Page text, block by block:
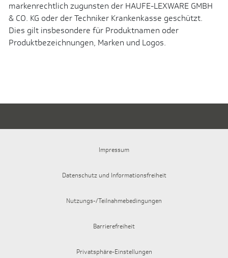
markenrechtlich zugunsten der HAUFE-LEXWARE GMBH
& CO. KG oder der Techniker Krankenkasse geschützt.
Dies gilt insbesondere für Produktnamen oder
Produktbezeichnungen, Marken und Logos.
Impressum
Datenschutz und Informationsfreiheit
Nutzungs-/Teilnahmebedingungen
Barrierefreiheit
Privatsphäre-Einstellungen